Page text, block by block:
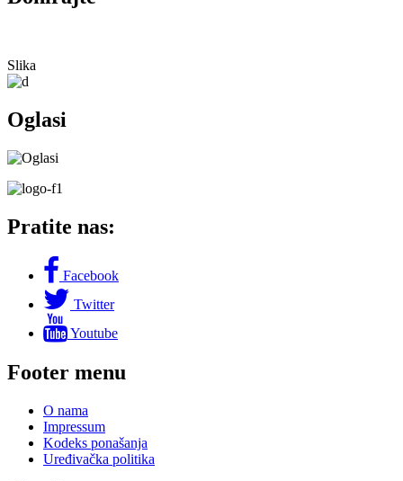
Slika
Oglasi
Pratite nas:
Facebook
Twitter
Youtube
Footer menu
O nama
Impressum
Kodeks ponašanja
Uređivačka politika